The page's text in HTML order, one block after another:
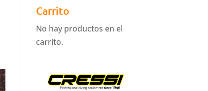
Carrito
No hay productos en el
carrito.